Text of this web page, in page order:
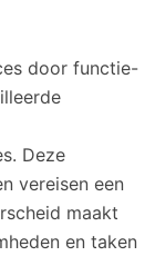
door functie-
Deze
vereisen een
maakt
en taken